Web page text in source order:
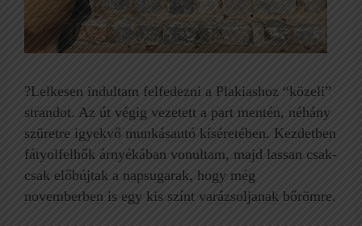
?Lelkesen indultam felfedezni a Plakiashoz “közeli”
strandot. Az út végig vezetett a part mentén, néhány
szüretre igyekvő munkásautó kíséretében. Kezdetben
fátyolfelhők árnyékában vonultam, majd lassan csak-
csak előbújtak a napsugarak, hogy még
novemberben is egy kis színt varázsoljanak bőrömre.